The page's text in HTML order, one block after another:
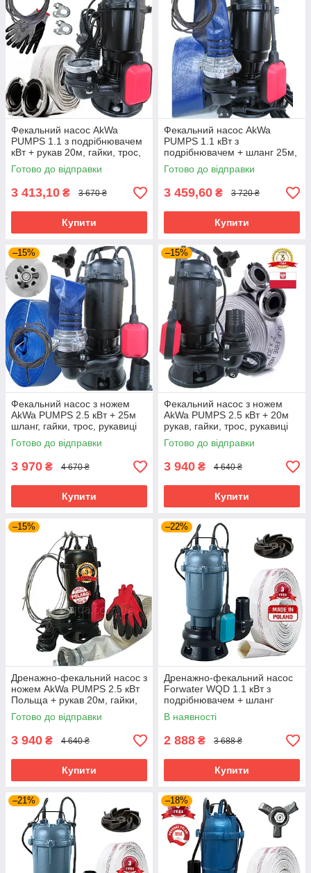
Фекальний насос AkWa
PUMPS 1.1 з подрібнювачем
кВт + рукав 20м, гайки, трос,
рукавиці
Готово до відправки
3 413,10 ₴ 3 670 ₴
Купити
Фекальний насос AkWa
PUMPS 1.1 кВт з
подрібнювачем + шланг 25м,
гайки, трос, рукавиці
Готово до відправки
3 459,60 ₴ 3 720 ₴
Купити
–15%
Фекальний насос з ножем
AkWa PUMPS 2.5 кВт + 25м
шланг, гайки, трос, рукавиці
Готово до відправки
3 970 ₴ 4 670 ₴
Купити
–15%
Фекальний насос з ножем
AkWa PUMPS 2.5 кВт + 20м
рукав, гайки, трос, рукавиці
Готово до відправки
3 940 ₴ 4 640 ₴
Купити
–15%
Дренажно-фекальний насос з
ножем AkWa PUMPS 2.5 кВт
Польща + рукав 20м, гайки,
трос, рукавиці
Готово до відправки
3 940 ₴ 4 640 ₴
Купити
–22%
Дренажно-фекальний насос
Forwater WQD 1.1 кВт з
подрібнювачем + шланг
10м(або20м)
В наявності
2 888 ₴ 3 688 ₴
Купити
–21% –18%